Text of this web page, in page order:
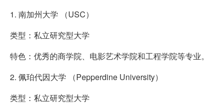
1. 南加州大学 （USC）
类型：私立研究型大学
特色：优秀的商学院、电影艺术学院和工程学院等专业。
2. 佩珀代因大学 （Pepperdine University）
类型：私立研究型大学